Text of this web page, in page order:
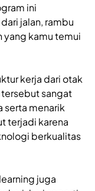
ini
jalan, rambu
yang kamu temui
kerja dari otak
sangat
serta menarik
terjadi karena
berkualitas
juga